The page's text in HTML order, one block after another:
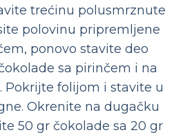
trećinu polusmrznute
polovinu pripremljene
ponovo stavite deo
sa pirinčem i na
Pokrijte folijom i stavite u
Okrenite na dugačku
50 gr čokolade sa 20 gr